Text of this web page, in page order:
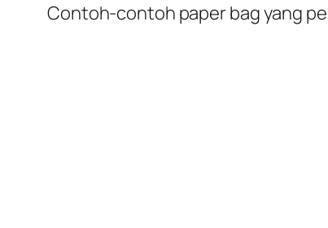
Contoh-contoh paper bag yang